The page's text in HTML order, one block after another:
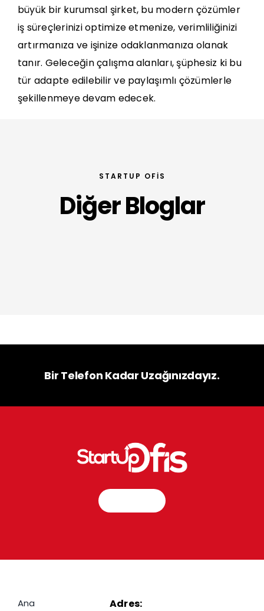
büyük bir kurumsal şirket, bu modern çözümler
iş süreçlerinizi optimize etmenize, verimliliğinizi
artırmanıza ve işinize odaklanmanıza olanak
tanır. Geleceğin çalışma alanları, şüphesiz ki bu
tür adapte edilebilir ve paylaşımlı çözümlerle
şekillenmeye devam edecek.
STARTUP OFIS
Diğer Bloglar
Bir Telefon Kadar Uzağınızdayız.
Ana
Adres: